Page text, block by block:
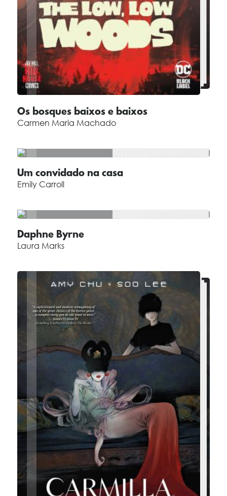
Os bosques baixos e baixos
Carmen Maria Machado
Um convidado na casa
Emily Carroll
Daphne Byrne
Laura Marks